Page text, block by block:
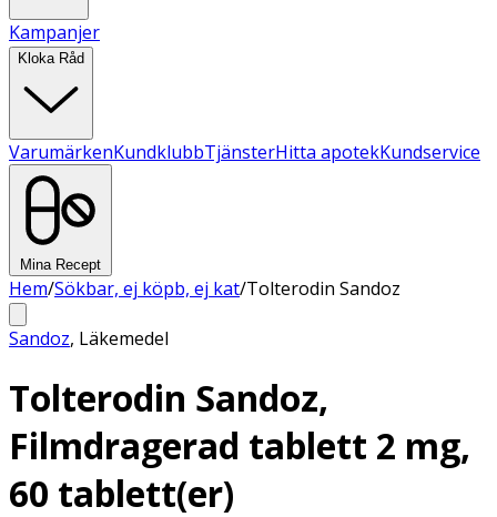
Kampanjer
Kloka Råd
VarumärkenKundklubbTjänsterHitta apotekKundservice
Mina Recept
Hem/Sökbar, ej köpb, ej kat/Tolterodin Sandoz
Sandoz, Läkemedel
Tolterodin Sandoz,
Filmdragerad tablett 2 mg,
60 tablett(er)